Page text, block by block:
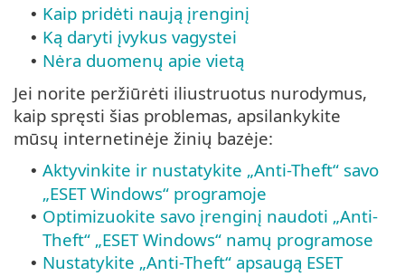
• Kaip pridėti naują įrenginį
• Ką daryti įvykus vagystei
• Nėra duomenų apie vietą
Jei norite peržiūrėti iliustruotus nurodymus,
kaip spręsti šias problemas, apsilankykite
mūsų internetinėje žinių bazėje:
• Aktyvinkite ir nustatykite „Anti-Theft“ savo
„ESET Windows“ programoje
• Optimizuokite savo įrenginį naudoti „Anti-
Theft“ „ESET Windows“ namų programose
• Nustatykite „Anti-Theft“ apsaugą ESET